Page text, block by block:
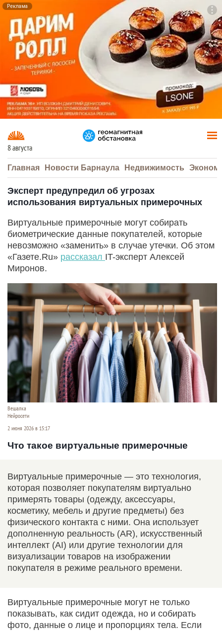
Реклама
8 августа
Главная Новости Барнаула Недвижимость
Эксперт предупредил об угрозах
использования виртуальных примерочных
Виртуальные примерочные могут собирать
биометрические данные покупателей, которые
невозможно «заменить» в случае утечки. Об этом
«Газете.Ru» рассказал IT-эксперт Алексей
Миронов.
Вешалка
Нейросети
2 июня 2026 в 15:17
Что такое виртуальные примерочные
Виртуальные примерочные — это технология,
которая позволяет покупателям виртуально
примерять товары (одежду, аксессуары,
косметику, мебель и другие предметы) без
физического контакта с ними. Она использует
дополненную реальность (AR), искусственный
интеллект (AI) или другие технологии для
визуализации товаров на изображении
покупателя в режиме реального времени.
Виртуальные примерочные могут не только
показывать, как сидит одежда, но и собирать
фото, данные о лице и пропорциях тела. Если